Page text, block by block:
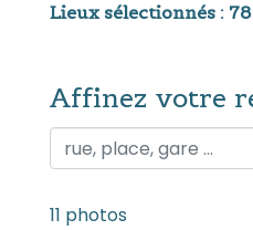
Lieux sélectionnés :
Affinez votre
Affinez votre recherche
11 photos